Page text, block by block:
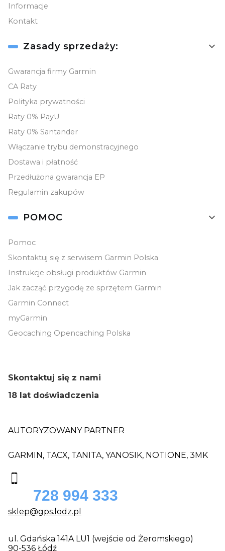
TACX
FUSION
KAMERY SAMOCHODOWE
LOKALIZATORY
Pulsoksymetry
OBSŁUGA PIENIĘDZY
OUTLET
Informacje
Kontakt
Zasady sprzedaży:
Gwarancja firmy Garmin
CA Raty
Polityka prywatności
Raty 0% PayU
Raty 0% Santander
Włączanie trybu demonstracyjnego
Dostawa i płatność
Przedłużona gwarancja EP
Regulamin zakupów
POMOC
Pomoc
Skontaktuj się z serwisem Garmin Polska
Instrukcje obsługi produktów Garmin
Jak zacząć przygodę ze sprzętem Garmin
Garmin Connect
myGarmin
Geocaching Opencaching Polska
Skontaktuj się z nami
18 lat doświadczenia
AUTORYZOWANY PARTNER
GARMIN, TACX, TANITA, YANOSIK, NOTIONE, 3MK
728 994 333
sklep@gps.lodz.pl
ul. Gdańska 141A LU1 (wejście od Żeromskiego)
90-536 Łódź